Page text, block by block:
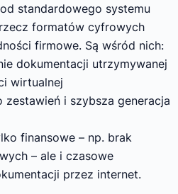
standardowego systemu
formatów cyfrowych
firmowe. Są wśród nich:
dokumentacji utrzymywanej
wirtualnej
i szybsza generacja
finansowe – np. brak
– ale i czasowe
przez internet.